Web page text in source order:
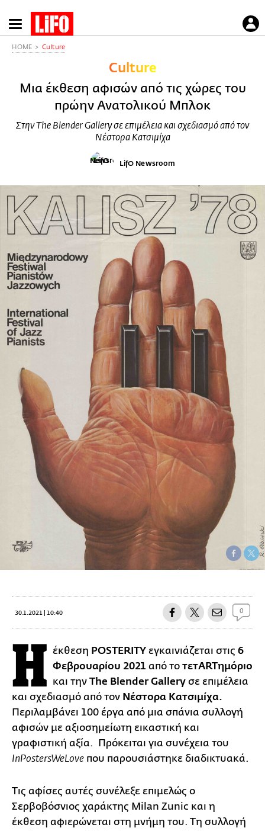
Παράκαμψη
προς
HOME Culture
Culture
Μια έκθεση αφισών από τις χώρες του
πρώην Ανατολικού Μπλοκ
Στην The Blender Gallery σε επιμέλεια και σχεδιασμό από τον
Νέστορα Κατσιμίχα
LifO Newsroom
30.1.2021 | 10:40 0
Η έκθεση POSTERITY εγκαινιάζεται στις 6
Φεβρουαρίου 2021 από το τετARTημόριο
και την The Blender Gallery σε επιμέλεια
και σχεδιασμό από τον Νέστορα Κατσιμίχα.
Περιλαμβάνει 100 έργα από μια σπάνια συλλογή
αφισών με αξιοσημείωτη εικαστική και
γραφιστική αξία. Πρόκειται για συνέχεια του
InPostersWeLove που παρουσιάστηκε διαδικτυακά.
Τις αφίσες αυτές συνέλεξε επιμελώς ο
Σερβοβόσνιος χαράκτης Milan Zunic και η
έκθεση αφιερώνεται στη μνήμη του. Τη συλλογή